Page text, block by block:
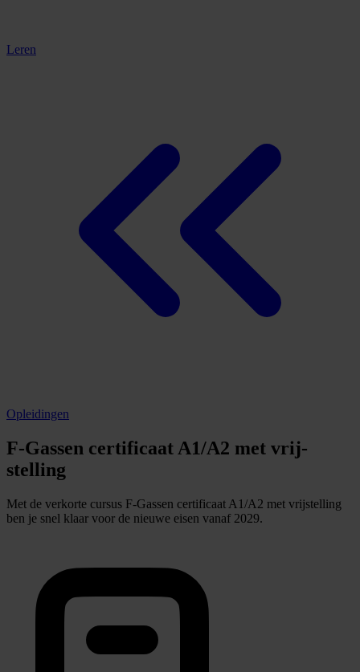
Leren
Opleidingen
F‑Gassen cer­ti­ficaat A1/A2 met vrij­
stelling
Met de verkorte cursus F-Gassen certificaat A1/A2 met vrijstelling
ben je snel klaar voor de nieuwe eisen vanaf 2029.